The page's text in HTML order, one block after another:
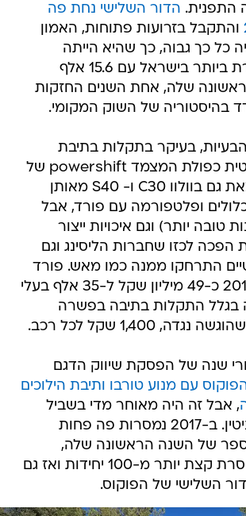
התפנית. הדור השלישי נחת פה
והתקבל בזרועות פתוחות, האמון
כל כך גבוה, כך שהיא הייתה
המכונית הנמכרת ביותר בישראל עם 15.6 אלף
שלה, אחת השנים החזקות
בהיסטוריה של השוק המקומי.
בעיקר בתקלות בתיבת
ההלוכים הרובוטית כפולת המצמד powershift של
היצרנית (שנמצאת גם בוולוו C30 ו- S40 מאותן
ופלטפורמה עם פורד, אבל
טובה יותר) וגם איכויות ייצור
הפכה לכזו שחברות הליסינג וגם
התרחקו ממנה כמו מאש. פורד
אף שילמה ב-2017 כ-49 מיליון שקל ל-35 אלף בעלי
בגלל התקלות בתיבה בפשרה
1,400 שקל לכל רכב.
2016 אחרי שנה של הפסקת שיווק הדגם
עם מנוע טורבו ותיבת הילוכים
, אבל זה היה מאוחר מדי בשביל
להציל את המוניטין. ב-2017 נמסרות פה פחות
של השנה הראשונה שלה,
ב-2018 היא מוסרת קצת יותר מ-100 יחידות ואז גם
השלישי של הפוקוס.